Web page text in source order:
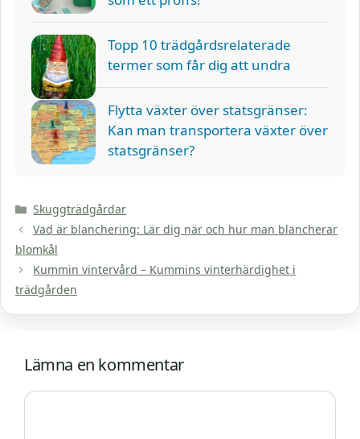
Topp 10 trädgårdsrelaterade
termer som får dig att undra
Flytta växter över statsgränser:
Kan man transportera växter över
statsgränser?
Kategorier
Skuggträdgårdar
Vad är blanchering: Lär dig när och hur man blancherar
blomkål
Kummin vintervård – Kummins vinterhärdighet i
trädgården
Lämna en kommentar
Kommentar